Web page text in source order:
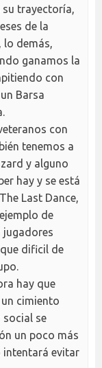
su trayectoría,
de la
lo demás,
ganamos la
con
Barsa
con
tenemos a
y alguno
hay y se está
Last Dance,
de
jugadores
dificil de
hay que
un cimiento
social se
un poco más
intentará evitar